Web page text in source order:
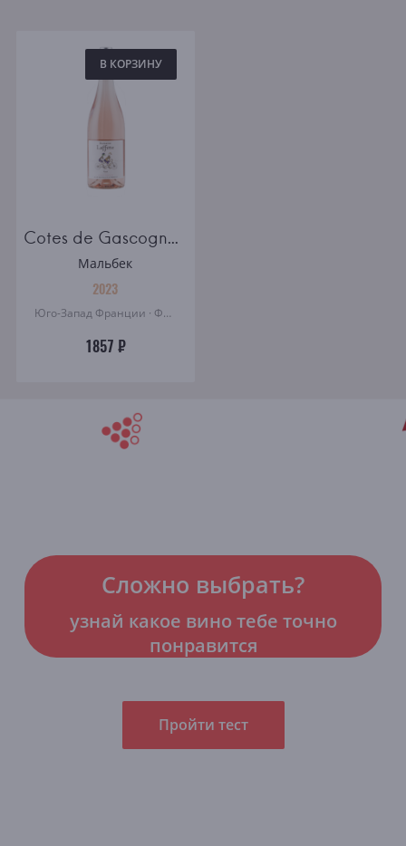
В КОРЗИНУ
Cotes de Gascogne Domaine Laffitte Rosé
Мальбек
2023
Юго-Запад Франции · Франция
1857 ₽
Сложно выбрать?
узнай какое вино тебе точно
понравится
Пройти тест